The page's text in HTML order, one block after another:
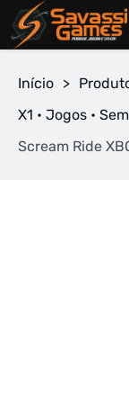
Início >
X1 • Jogos •
Scream Ride